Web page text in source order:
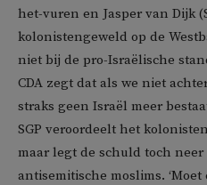
het-vuren en Jasper van Dijk
kolonistengeweld op de
niet bij de pro-Israëlische
CDA zegt dat als we niet
straks geen Israël meer
SGP veroordeelt het
maar legt de schuld toch
antisemitische moslims.